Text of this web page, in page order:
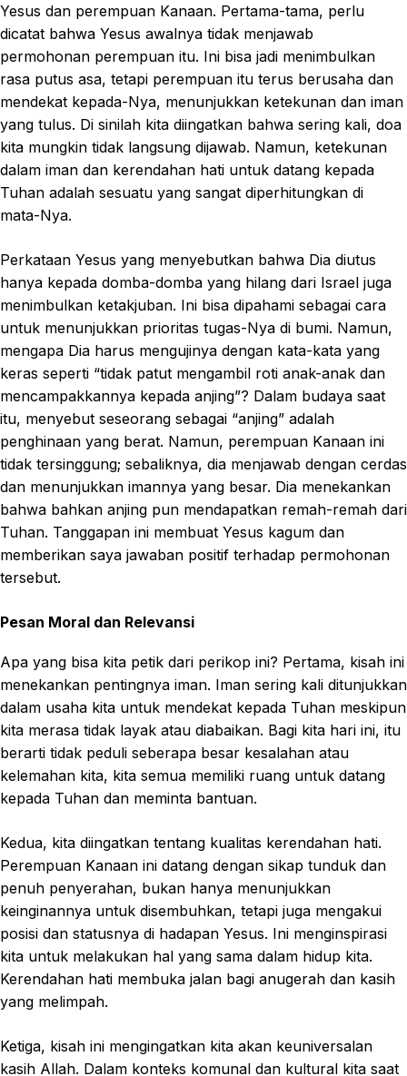
Yesus dan perempuan Kanaan. Pertama-tama, perlu
dicatat bahwa Yesus awalnya tidak menjawab
permohonan perempuan itu. Ini bisa jadi menimbulkan
rasa putus asa, tetapi perempuan itu terus berusaha dan
mendekat kepada-Nya, menunjukkan ketekunan dan iman
yang tulus. Di sinilah kita diingatkan bahwa sering kali, doa
kita mungkin tidak langsung dijawab. Namun, ketekunan
dalam iman dan kerendahan hati untuk datang kepada
Tuhan adalah sesuatu yang sangat diperhitungkan di
mata-Nya.
Perkataan Yesus yang menyebutkan bahwa Dia diutus
hanya kepada domba-domba yang hilang dari Israel juga
menimbulkan ketakjuban. Ini bisa dipahami sebagai cara
untuk menunjukkan prioritas tugas-Nya di bumi. Namun,
mengapa Dia harus mengujinya dengan kata-kata yang
keras seperti “tidak patut mengambil roti anak-anak dan
mencampakkannya kepada anjing”? Dalam budaya saat
itu, menyebut seseorang sebagai “anjing” adalah
penghinaan yang berat. Namun, perempuan Kanaan ini
tidak tersinggung; sebaliknya, dia menjawab dengan cerdas
dan menunjukkan imannya yang besar. Dia menekankan
bahwa bahkan anjing pun mendapatkan remah-remah dari
Tuhan. Tanggapan ini membuat Yesus kagum dan
memberikan saya jawaban positif terhadap permohonan
tersebut.
Pesan Moral dan Relevansi
Apa yang bisa kita petik dari perikop ini? Pertama, kisah ini
menekankan pentingnya iman. Iman sering kali ditunjukkan
dalam usaha kita untuk mendekat kepada Tuhan meskipun
kita merasa tidak layak atau diabaikan. Bagi kita hari ini, itu
berarti tidak peduli seberapa besar kesalahan atau
kelemahan kita, kita semua memiliki ruang untuk datang
kepada Tuhan dan meminta bantuan.
Kedua, kita diingatkan tentang kualitas kerendahan hati.
Perempuan Kanaan ini datang dengan sikap tunduk dan
penuh penyerahan, bukan hanya menunjukkan
keinginannya untuk disembuhkan, tetapi juga mengakui
posisi dan statusnya di hadapan Yesus. Ini menginspirasi
kita untuk melakukan hal yang sama dalam hidup kita.
Kerendahan hati membuka jalan bagi anugerah dan kasih
yang melimpah.
Ketiga, kisah ini mengingatkan kita akan keuniversalan
kasih Allah. Dalam konteks komunal dan kultural kita saat